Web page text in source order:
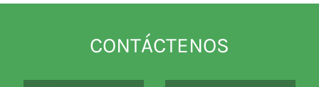
CONTÁCTENOS